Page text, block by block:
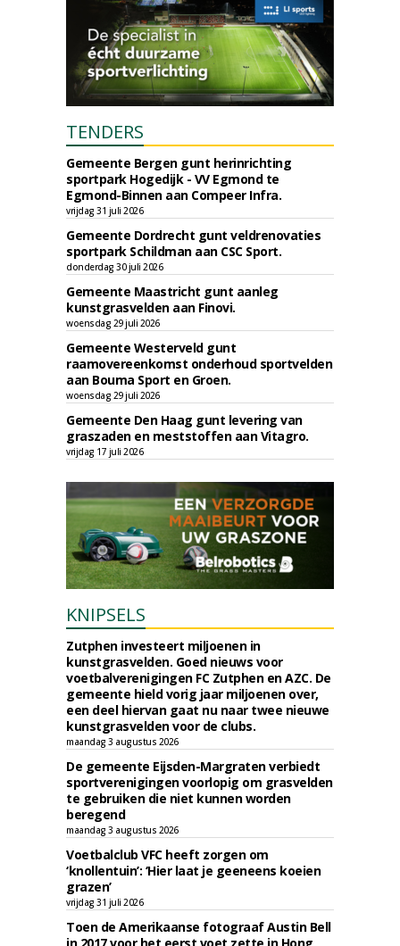
TENDERS
Gemeente Bergen gunt herinrichting
sportpark Hogedijk - VV Egmond te
Egmond-Binnen aan Compeer Infra.
vrijdag 31 juli 2026
Gemeente Dordrecht gunt veldrenovaties
sportpark Schildman aan CSC Sport.
donderdag 30 juli 2026
Gemeente Maastricht gunt aanleg
kunstgrasvelden aan Finovi.
woensdag 29 juli 2026
Gemeente Westerveld gunt
raamovereenkomst onderhoud sportvelden
aan Bouma Sport en Groen.
woensdag 29 juli 2026
Gemeente Den Haag gunt levering van
graszaden en meststoffen aan Vitagro.
vrijdag 17 juli 2026
KNIPSELS
Zutphen investeert miljoenen in
kunstgrasvelden. Goed nieuws voor
voetbalverenigingen FC Zutphen en AZC. De
gemeente hield vorig jaar miljoenen over,
een deel hiervan gaat nu naar twee nieuwe
kunstgrasvelden voor de clubs.
maandag 3 augustus 2026
De gemeente Eijsden-Margraten verbiedt
sportverenigingen voorlopig om grasvelden
te gebruiken die niet kunnen worden
beregend
maandag 3 augustus 2026
Voetbalclub VFC heeft zorgen om
‘knollentuin’: ‘Hier laat je geeneens koeien
grazen’
vrijdag 31 juli 2026
Toen de Amerikaanse fotograaf Austin Bell